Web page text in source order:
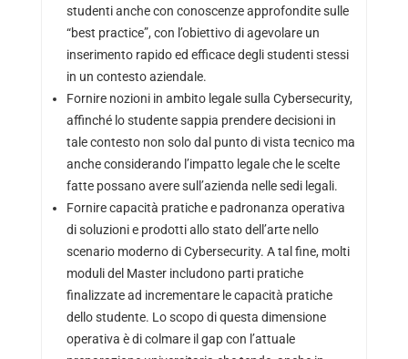
studenti anche con conoscenze approfondite sulle
“best practice”, con l’obiettivo di agevolare un
inserimento rapido ed efficace degli studenti stessi
in un contesto aziendale.
Fornire nozioni in ambito legale sulla Cybersecurity,
affinché lo studente sappia prendere decisioni in
tale contesto non solo dal punto di vista tecnico ma
anche considerando l’impatto legale che le scelte
fatte possano avere sull’azienda nelle sedi legali.
Fornire capacità pratiche e padronanza operativa
di soluzioni e prodotti allo stato dell’arte nello
scenario moderno di Cybersecurity. A tal fine, molti
moduli del Master includono parti pratiche
finalizzate ad incrementare le capacità pratiche
dello studente. Lo scopo di questa dimensione
operativa è di colmare il gap con l’attuale